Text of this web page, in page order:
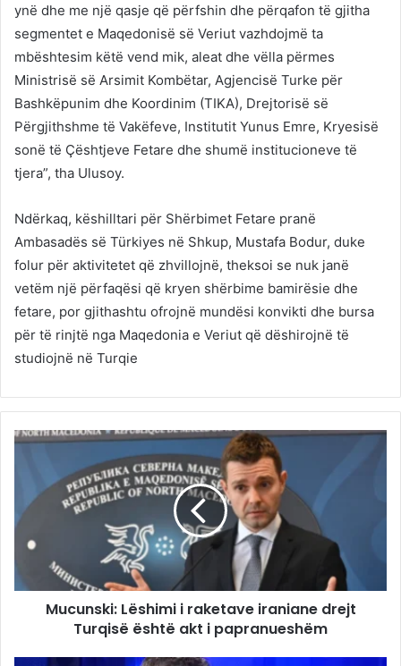
ynë dhe me një qasje që përfshin dhe përqafon të gjitha
segmentet e Maqedonisë së Veriut vazhdojmë ta
mbështesim këtë vend mik, aleat dhe vëlla përmes
Ministrisë së Arsimit Kombëtar, Agjencisë Turke për
Bashkëpunim dhe Koordinim (TIKA), Drejtorisë së
Përgjithshme të Vakëfeve, Institutit Yunus Emre, Kryesisë
sonë të Çështjeve Fetare dhe shumë institucioneve të
tjera”, tha Ulusoy.
Ndërkaq, këshilltari për Shërbimet Fetare pranë
Ambasadës së Türkiyes në Shkup, Mustafa Bodur, duke
folur për aktivitetet që zhvillojnë, theksoi se nuk janë
vetëm një përfaqësi që kryen shërbime bamirësie dhe
fetare, por gjithashtu ofrojnë mundësi konvikti dhe bursa
për të rinjtë nga Maqedonia e Veriut që dëshirojnë të
studiojnë në Turqie
Mucunski: Lëshimi i raketave iraniane drejt
Turqisë është akt i papranueshëm